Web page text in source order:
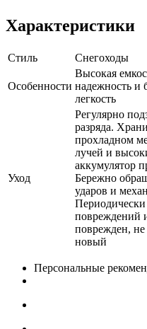
Характеристики
Стиль Снегоходы
Особенности
Высокая
надежность и
легкость
Уход
Регулярно
разряда.
прохладном
лучей и
аккумулятор
Бережно
ударов и
Периодически
повреждений
поврежден, не
новый
Персональные